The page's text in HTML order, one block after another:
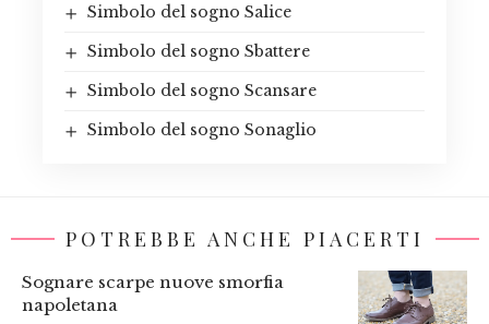
Simbolo del sogno Salice
Simbolo del sogno Sbattere
Simbolo del sogno Scansare
Simbolo del sogno Sonaglio
POTREBBE ANCHE PIACERTI
Sognare scarpe nuove smorfia
napoletana